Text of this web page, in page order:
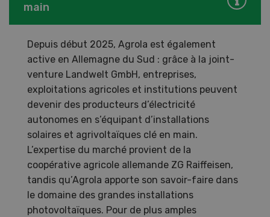
main
Depuis début 2025, Agrola est également
active en Allemagne du Sud : grâce à la joint-
venture Landwelt GmbH, entreprises,
exploitations agricoles et institutions peuvent
devenir des producteurs d’électricité
autonomes en s’équipant d’installations
solaires et agrivoltaïques clé en main.
L’expertise du marché provient de la
coopérative agricole allemande ZG Raiffeisen,
tandis qu’Agrola apporte son savoir-faire dans
le domaine des grandes installations
photovoltaïques. Pour de plus amples